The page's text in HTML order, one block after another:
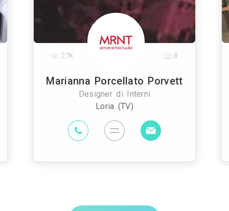
Marianna Porcellato Porvett
Designer di Interni
Loria (TV)
27K 8